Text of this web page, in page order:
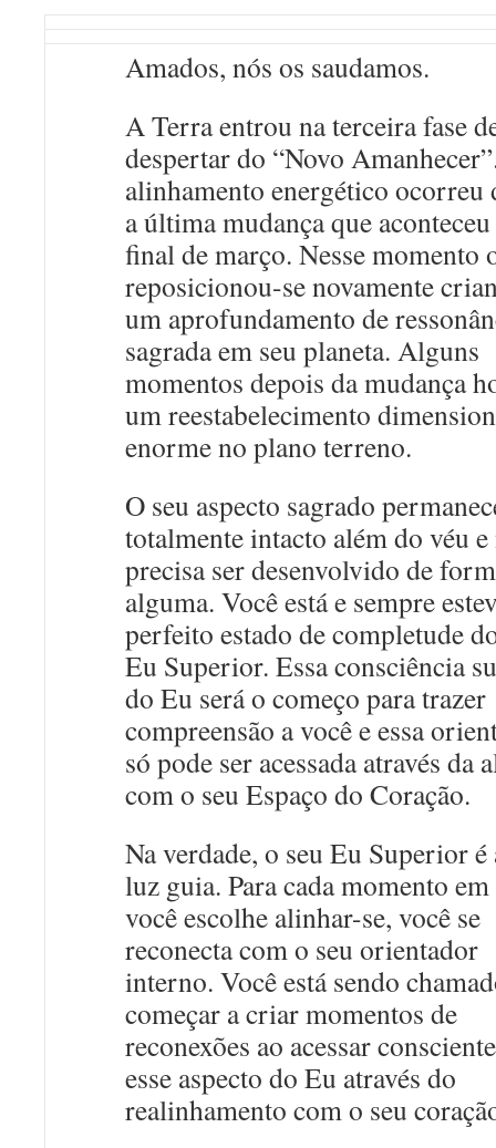
Amados, nós os saudamos.
A Terra entrou na terceira fase
despertar do “Novo
alinhamento energético ocorreu
a última mudança que
final de março. Nesse momento
reposicionou-se novamente
um aprofundamento de
sagrada em seu planeta. Alguns
momentos depois da mudança
um reestabelecimento
enorme no plano terreno.
O seu aspecto sagrado
totalmente intacto além do véu e
precisa ser desenvolvido de
alguma. Você está e sempre
perfeito estado de completude
Eu Superior. Essa consciência
do Eu será o começo para trazer
compreensão a você e essa
só pode ser acessada através da
com o seu Espaço do Coração.
Na verdade, o seu Eu Superior é
luz guia. Para cada momento
você escolhe alinhar-se, você se
reconecta com o seu orientador
interno. Você está sendo
começar a criar momentos de
reconexões ao acessar
esse aspecto do Eu através do
realinhamento com o seu